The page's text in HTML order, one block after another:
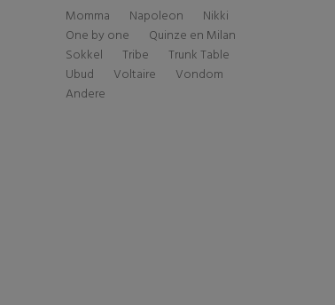
Momma
Napoleon
Nikki
One by one
Quinze en Milan
Sokkel
Tribe
Trunk Table
Ubud
Voltaire
Vondom
Andere